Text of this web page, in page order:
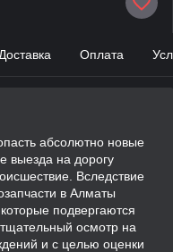
Доставка Оплата
абсолютно новые
выезда на дорогу
Вследствие
в Алматы
подвергаются
осмотр на
и с целью оценки